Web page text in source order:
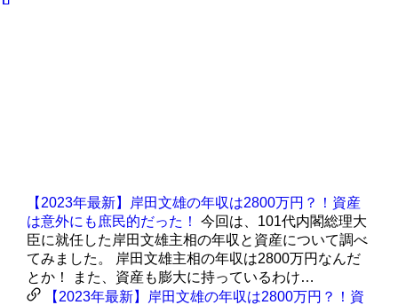
【2023年最新】岸田文雄の年収は2800万円？！資産
は意外にも庶民的だった！
今回は、101代内閣総理大
臣に就任した岸田文雄主相の年収と資産について調べ
てみました。 岸田文雄主相の年収は2800万円なんだ
とか！ また、資産も膨大に持っているわけ…
【2023年最新】岸田文雄の年収は2800万円？！資